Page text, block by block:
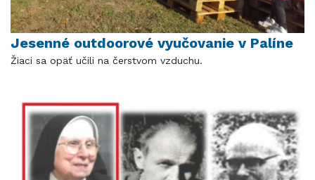
Jesenné outdoorové vyučovanie v Palíne
Žiaci sa opäť učili na čerstvom vzduchu.